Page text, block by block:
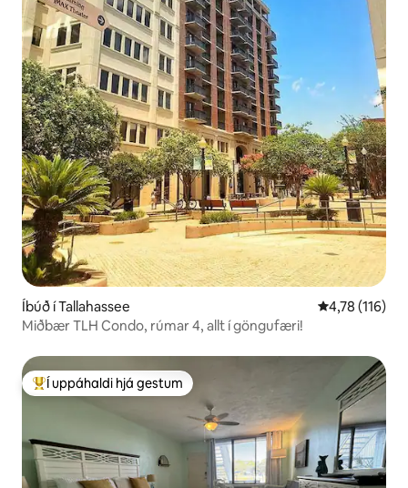
Íbúð í Tallahassee 4,78 af 5 í
4,78 (116)
Miðbær TLH Condo, rúmar 4, allt í göngufæri!
Í mestu uppáhaldi hjá gestum
Í uppáhaldi hjá gestum